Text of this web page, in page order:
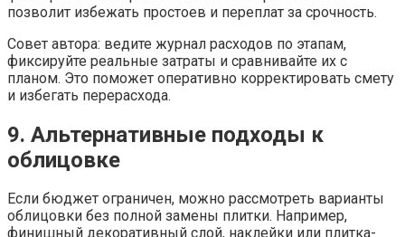
позволит избежать простоев и переплат за срочность.
Совет автора: ведите журнал расходов по этапам,
фиксируйте реальные затраты и сравнивайте их с
планом. Это поможет оперативно корректировать смету
и избегать перерасхода.
9. Альтернативные подходы к
облицовке
Если бюджет ограничен, можно рассмотреть варианты
облицовки без полной замены плитки. Например,
финишный декоративный слой, наклейки или плитка-